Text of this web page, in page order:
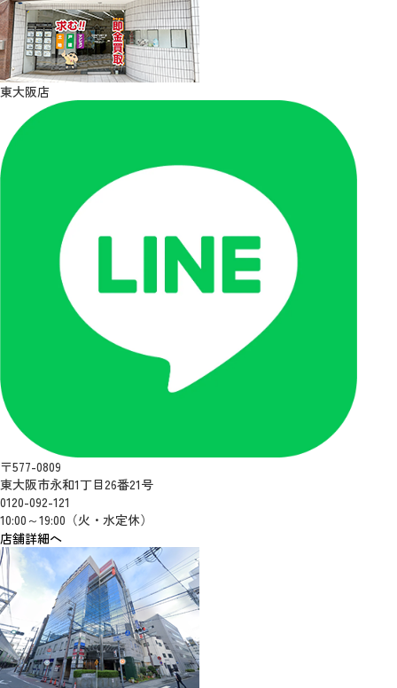
東大阪店
〒577-0809
東大阪市永和1丁目26番21号
0120-092-121
10:00～19:00（火・水定休）
店舗詳細へ